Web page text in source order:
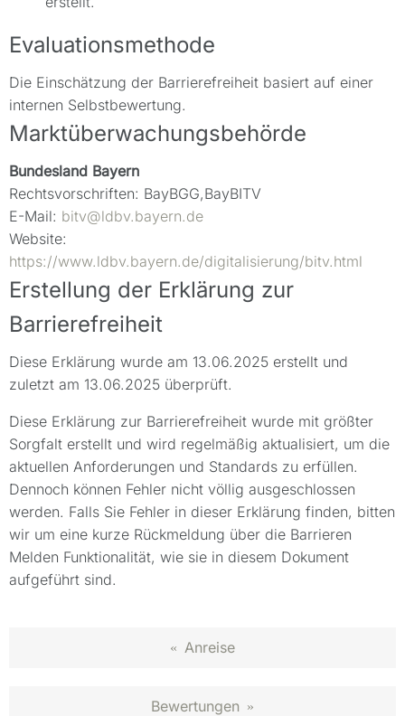
Evaluationsmethode
Die Einschätzung der Barrierefreiheit basiert auf einer
internen Selbstbewertung.
Marktüberwachungsbehörde
Bundesland Bayern
Rechtsvorschriften: BayBGG,BayBITV
E-Mail: bitv@ldbv.bayern.de
Website:
https://www.ldbv.bayern.de/digitalisierung/bitv.html
Erstellung der Erklärung zur
Barrierefreiheit
Diese Erklärung wurde am 13.06.2025 erstellt und
zuletzt am 13.06.2025 überprüft.
Diese Erklärung zur Barrierefreiheit wurde mit größter
Sorgfalt erstellt und wird regelmäßig aktualisiert, um die
aktuellen Anforderungen und Standards zu erfüllen.
Dennoch können Fehler nicht völlig ausgeschlossen
werden. Falls Sie Fehler in dieser Erklärung finden, bitten
wir um eine kurze Rückmeldung über die Barrieren
Melden Funktionalität, wie sie in diesem Dokument
aufgeführt sind.
« Anreise
Bewertungen »